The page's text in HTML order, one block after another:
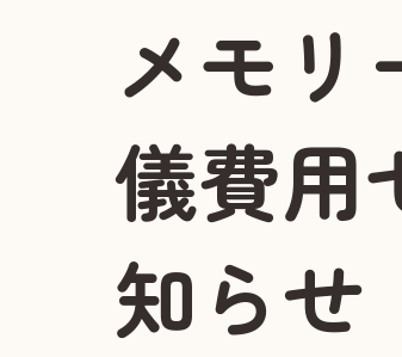
メモリ
儀費用
知らせ